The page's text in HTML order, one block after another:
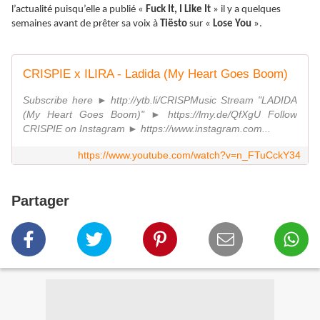
l’actualité puisqu’elle a publié « Fuck It, I Like It » il y a quelques
semaines avant de prêter sa voix à Tiësto sur « Lose You ».
CRISPIE x ILIRA - Ladida (My Heart Goes Boom)
Subscribe here ► http://ytb.li/CRISPMusic Stream "LADIDA
(My Heart Goes Boom)" ► https://lmy.de/QfXgU Follow
CRISPIE on Instagram ► https://www.instagram.com...
https://www.youtube.com/watch?v=n_FTuCckY34
Partager